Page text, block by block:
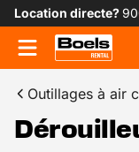
Location directe?
Outillages à air